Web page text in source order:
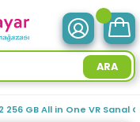
ARA
256 GB All in One VR